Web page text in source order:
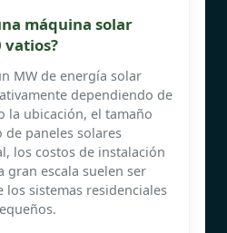
máquina solar
vatios?
MW de energía solar
dependiendo de
la ubicación, el tamaño
paneles solares
los costos de instalación
gran escala suelen ser
los sistemas residenciales